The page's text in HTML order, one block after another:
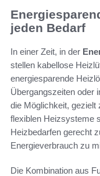
jeden Bedarf
In einer Zeit, in der
stellen kabellose
energiesparende
Übergangszeiten oder
die Möglichkeit,
flexiblen Heizsysteme
Heizbedarfen gerecht
Energieverbrauch zu
Die Kombination aus